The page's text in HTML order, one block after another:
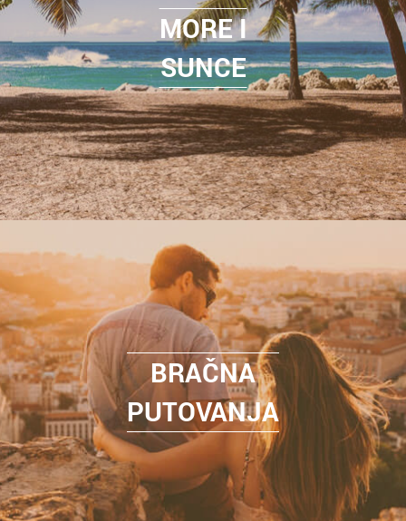
MORE I
SUNCE
BRAČNA
PUTOVANJA